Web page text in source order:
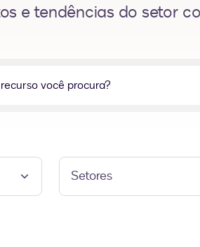
e tendências do setor
Setores